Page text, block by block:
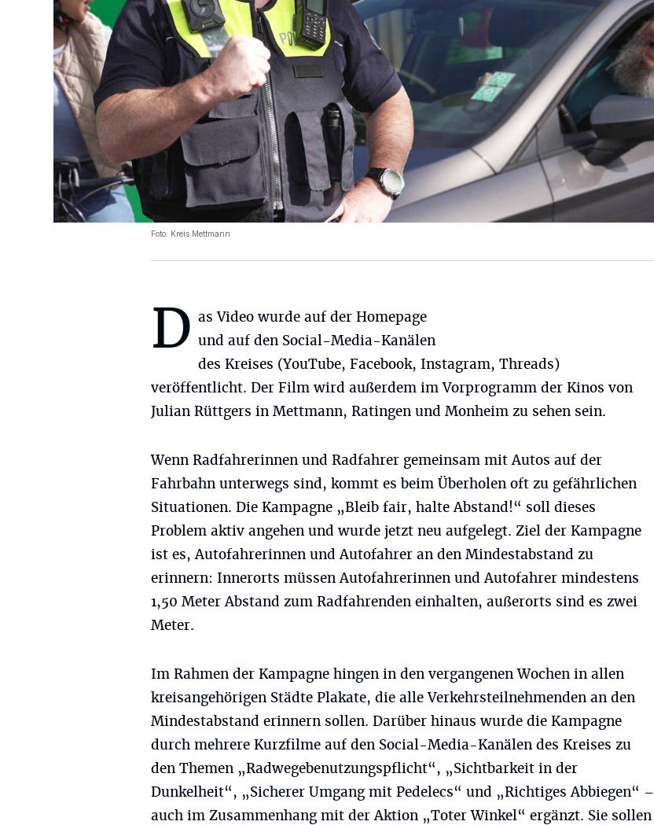
Foto: Kreis Mettmann
D as Video wurde auf der Homepage
und auf den Social-Media-Kanälen
des Kreises (YouTube, Facebook, Instagram, Threads)
veröffentlicht. Der Film wird außerdem im Vorprogramm der Kinos von
Julian Rüttgers in Mettmann, Ratingen und Monheim zu sehen sein.
Wenn Radfahrerinnen und Radfahrer gemeinsam mit Autos auf der
Fahrbahn unterwegs sind, kommt es beim Überholen oft zu gefährlichen
Situationen. Die Kampagne „Bleib fair, halte Abstand!“ soll dieses
Problem aktiv angehen und wurde jetzt neu aufgelegt. Ziel der Kampagne
ist es, Autofahrerinnen und Autofahrer an den Mindestabstand zu
erinnern: Innerorts müssen Autofahrerinnen und Autofahrer mindestens
1,50 Meter Abstand zum Radfahrenden einhalten, außerorts sind es zwei
Meter.
Im Rahmen der Kampagne hingen in den vergangenen Wochen in allen
kreisangehörigen Städte Plakate, die alle Verkehrsteilnehmenden an den
Mindestabstand erinnern sollen. Darüber hinaus wurde die Kampagne
durch mehrere Kurzfilme auf den Social-Media-Kanälen des Kreises zu
den Themen „Radwegebenutzungspflicht“, „Sichtbarkeit in der
Dunkelheit“, „Sicherer Umgang mit Pedelecs“ und „Richtiges Abbiegen“ –
auch im Zusammenhang mit der Aktion „Toter Winkel“ ergänzt. Sie sollen